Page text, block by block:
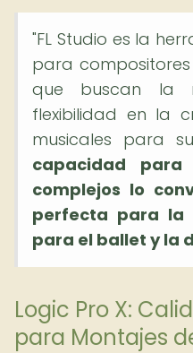
"FL Studio es la
para
que buscan la
flexibilidad en la
musicales para
capacidad para
complejos lo
perfecta para la
para el ballet y la
Logic Pro X:
para Montajes